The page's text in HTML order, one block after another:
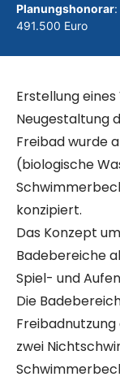
Planungshonorar:
491.500 Euro
Erstellung
Neugestaltung
Freibad wurde
(biologische
konzipiert.
Das Konzept
Badebereiche
Spiel- und
Die
zwei